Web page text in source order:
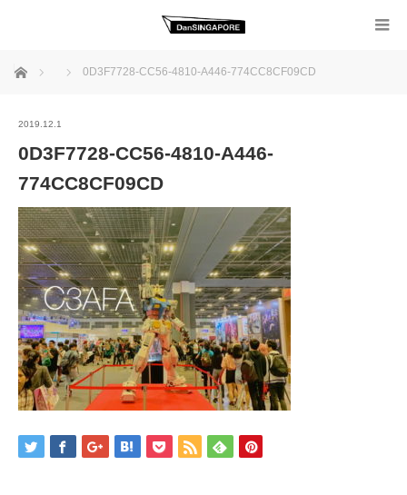
ホーム 0D3F7728-CC56-4810-A446-774CC8CF09CD
2019.12.1
0D3F7728-CC56-4810-A446-
774CC8CF09CD